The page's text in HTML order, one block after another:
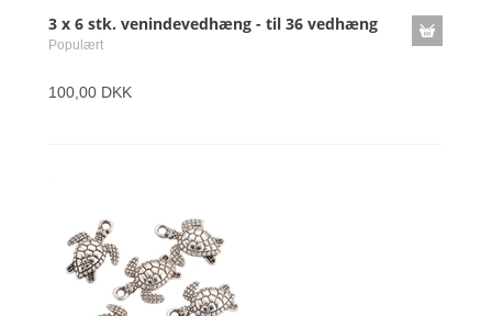
3 x 6 stk. venindevedhæng - til 36 vedhæng
Populært
100,00 DKK